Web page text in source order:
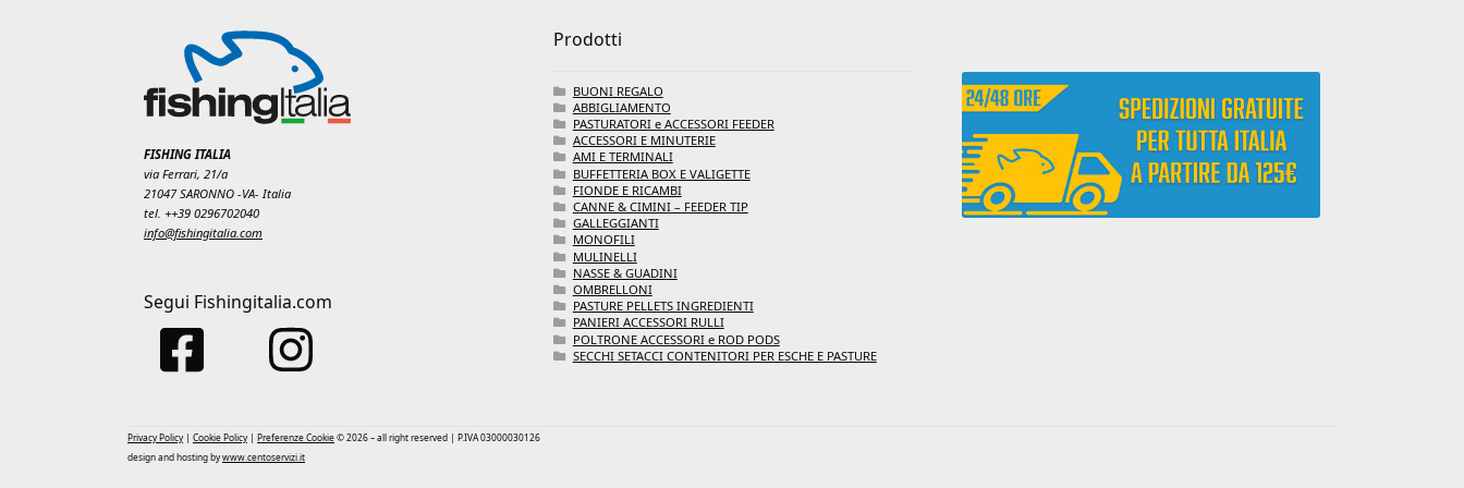
FISHING ITALIA
via Ferrari, 21/a
21047 SARONNO -VA- Italia
tel. ++39 0296702040
info@fishingitalia.com
Segui Fishingitalia.com
Prodotti
BUONI REGALO
ABBIGLIAMENTO
PASTURATORI e ACCESSORI FEEDER
ACCESSORI E MINUTERIE
AMI E TERMINALI
BUFFETTERIA BOX E VALIGETTE
FIONDE E RICAMBI
CANNE & CIMINI – FEEDER TIP
GALLEGGIANTI
MONOFILI
MULINELLI
NASSE & GUADINI
OMBRELLONI
PASTURE PELLETS INGREDIENTI
PANIERI ACCESSORI RULLI
POLTRONE ACCESSORI e ROD PODS
SECCHI SETACCI CONTENITORI PER ESCHE E PASTURE
Privacy Policy | Cookie Policy | Preferenze Cookie© 2026 – all right reserved | P.IVA 03000030126
design and hosting bywww.centoservizi.it